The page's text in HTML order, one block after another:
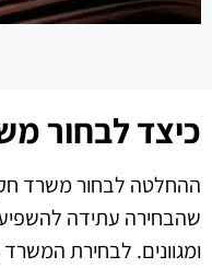
כיצד לבחור
ההחלטה לבחור משרד
שהבחירה עתידה להשפיע
ומגוונים. לבחירת